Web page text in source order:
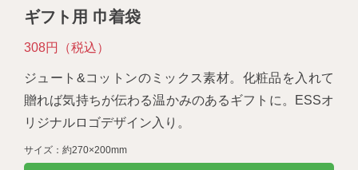
ギフト用 巾着袋
308円（税込）
ジュート&コットンのミックス素材。化粧品を入れて
贈れば気持ちが伝わる温かみのあるギフトに。ESSオ
リジナルロゴデザイン入り。
サイズ：約270×200mm